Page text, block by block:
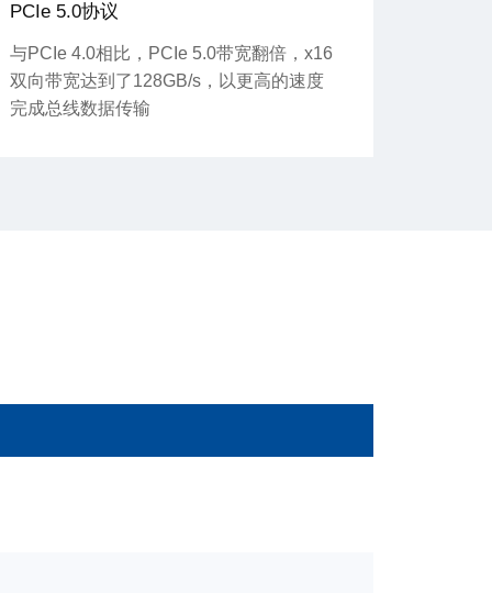
PCIe 5.0协议
与PCIe 4.0相比，PCIe 5.0带宽翻倍，x16
双向带宽达到了128GB/s，以更高的速度
完成总线数据传输